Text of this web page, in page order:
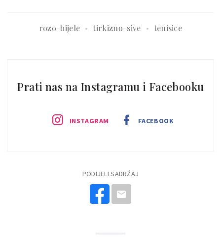
rozo-bijele tirkizno-sive tenisice
Prati nas na Instagramu i Facebooku
INSTAGRAM FACEBOOK
PODIJELI SADRŽAJ